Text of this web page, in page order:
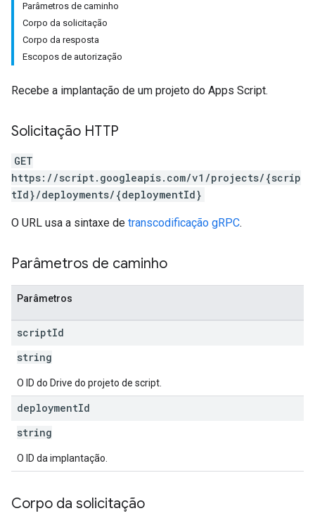
Parâmetros de caminho
Corpo da solicitação
Corpo da resposta
Escopos de autorização
Recebe a implantação de um projeto do Apps Script.
Solicitação HTTP
GET
https://script.googleapis.com/v1/projects/{scrip
tId}/deployments/{deploymentId}
O URL usa a sintaxe de transcodificação gRPC.
Parâmetros de caminho
Parâmetros
scriptId
string
O ID do Drive do projeto de script.
deploymentId
string
O ID da implantação.
Corpo da solicitação